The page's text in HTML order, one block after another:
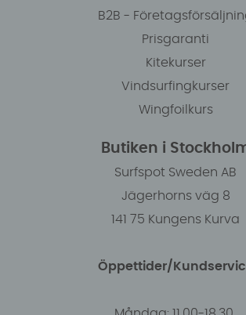
B2B -
Prisgaranti
Kitekurser
Vindsurfingkurser
Wingfoilkurs
Butiken i
Surfspot Sweden AB
Jägerhorns väg 8
141 75 Kungens Kurva
Öppettider/